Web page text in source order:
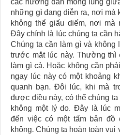
những gì đang diễn ra, nơi mà
không thể giấu diếm, nơi mà
Đây chính là lúc chúng ta cần
Chúng ta cần làm gì và
trước mắt lúc này. Thường thì
làm gì cả. Hoặc không cần
ngay lúc này có một khoảng
quanh bạn. Đôi lúc, khi mà
được điều này, có thể chúng
không một lý do. Đây là lúc
đến việc có một tấm bản đồ
không. Chúng ta hoàn toàn